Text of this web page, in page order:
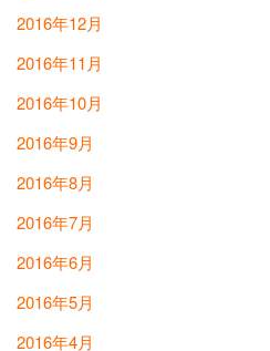
2016年12月
2016年11月
2016年10月
2016年9月
2016年8月
2016年7月
2016年6月
2016年5月
2016年4月